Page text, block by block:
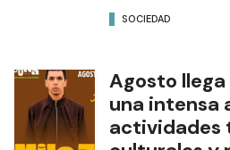
SOCIEDAD
Agosto llega
una intensa
actividades